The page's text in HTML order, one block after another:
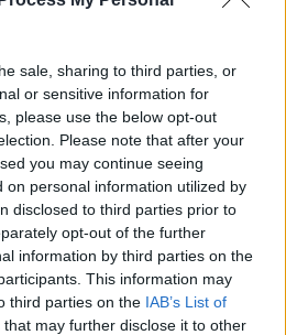
sale, sharing to third parties, or
or sensitive information for
please use the below opt-out
Please note that after your
you may continue seeing
on personal information utilized by
disclosed to third parties prior to
opt-out of the further
information by third parties on the
This information may
third parties on the IAB’s List of
that may further disclose it to other
piacerti